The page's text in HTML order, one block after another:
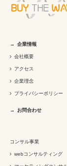
企業情報
会社概要
アクセス
企業理念
プライバシーポリシー
お問合わせ
コンサル事業
webコンサルティング